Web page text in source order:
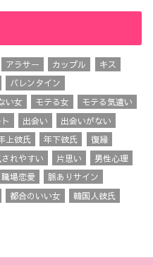
アラサー カップル
キス
バレンタイン
い女 モテる女
モテる気遣い
出会い
出会いがない
上彼氏 年下彼氏
復縁
れやすい 片思い
男性心理
職場恋愛
脈ありサイン
都合のいい女 韓国人彼氏